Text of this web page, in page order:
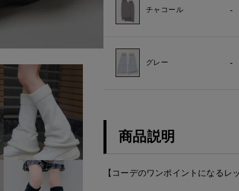
チャコール -
グレー -
商品説明
【コーデのワンポイントになるレ